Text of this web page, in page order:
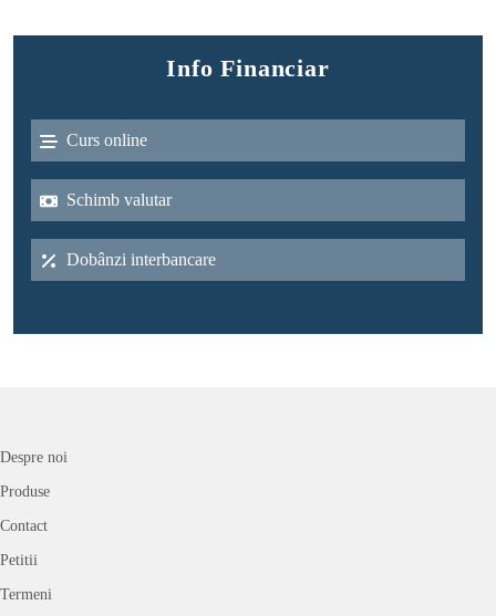
Info Financiar
Curs online
Schimb valutar
Dobânzi interbancare
Despre noi
Produse
Contact
Petitii
Termeni